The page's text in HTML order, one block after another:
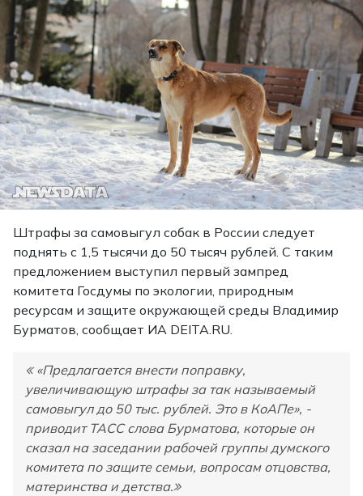
Штрафы за самовыгул собак в России следует
поднять с 1,5 тысячи до 50 тысяч рублей. С таким
предложением выступил первый зампред
комитета Госдумы по экологии, природным
ресурсам и защите окружающей среды Владимир
Бурматов, сообщает ИА DEITA.RU.
«Предлагается внести поправку,
увеличивающую штрафы за так называемый
самовыгул до 50 тыс. рублей. Это в КоАПе», -
приводит ТАСС слова Бурматова, которые он
сказал на заседании рабочей группы думского
комитета по защите семьи, вопросам отцовства,
материнства и детства.